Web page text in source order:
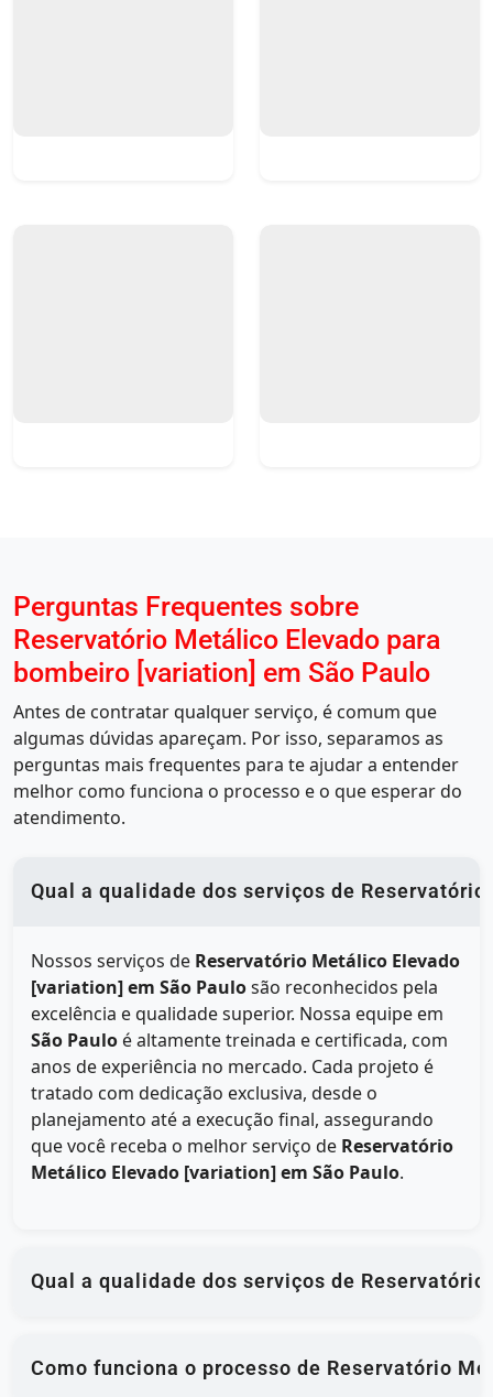
Perguntas Frequentes sobre
Reservatório Metálico Elevado para
bombeiro [variation] em São Paulo
Antes de contratar qualquer serviço, é comum que
algumas dúvidas apareçam. Por isso, separamos as
perguntas mais frequentes para te ajudar a entender
melhor como funciona o processo e o que esperar do
atendimento.
Qual a qualidade dos serviços de
Nossos serviços de Reservatório Metálico Elevado
[variation] em São Paulosão reconhecidos pela
excelência e qualidade superior. Nossa equipe em
São Paulo é altamente treinada e certificada, com
anos de experiência no mercado. Cada projeto é
tratado com dedicação exclusiva, desde o
planejamento até a execução final, assegurando
que você receba o melhor serviço de Reservatório
Metálico Elevado [variation] em São Paulo.
Qual a qualidade dos serviços de
Como funciona o processo de Reservatório